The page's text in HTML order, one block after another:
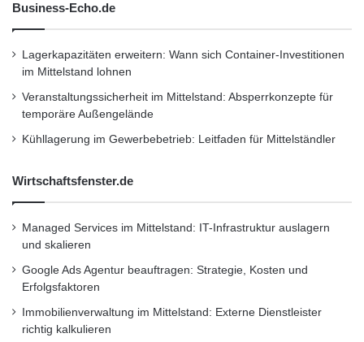
Business-Echo.de
Lagerkapazitäten erweitern: Wann sich Container-Investitionen
im Mittelstand lohnen
Veranstaltungssicherheit im Mittelstand: Absperrkonzepte für
temporäre Außengelände
Kühllagerung im Gewerbebetrieb: Leitfaden für Mittelständler
Wirtschaftsfenster.de
Managed Services im Mittelstand: IT-Infrastruktur auslagern
und skalieren
Google Ads Agentur beauftragen: Strategie, Kosten und
Erfolgsfaktoren
Immobilienverwaltung im Mittelstand: Externe Dienstleister
richtig kalkulieren